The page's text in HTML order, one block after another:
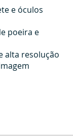
e óculos
poeira e
alta resolução